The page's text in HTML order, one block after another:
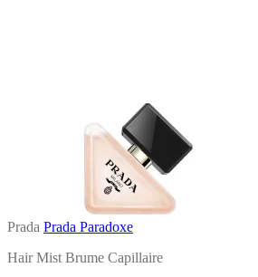
Prada Prada Paradoxe
Hair Mist Brume Capillaire